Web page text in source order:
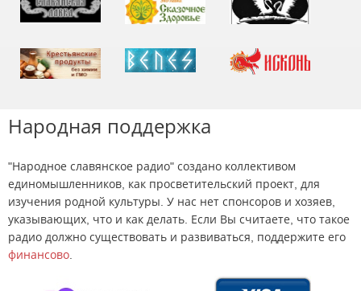
Народная поддержка
"Народное славянское радио" создано коллективом
единомышленников, как просветительский проект, для
изучения родной культуры. У нас нет спонсоров и хозяев,
указывающих, что и как делать. Если Вы считаете, что такое
радио должно существовать и развиваться, поддержите его
финансово